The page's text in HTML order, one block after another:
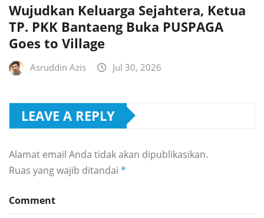
Wujudkan Keluarga Sejahtera, Ketua
TP. PKK Bantaeng Buka PUSPAGA
Goes to Village
Asruddin Azis Jul 30, 2026
LEAVE A REPLY
Alamat email Anda tidak akan dipublikasikan.
Ruas yang wajib ditandai *
Comment